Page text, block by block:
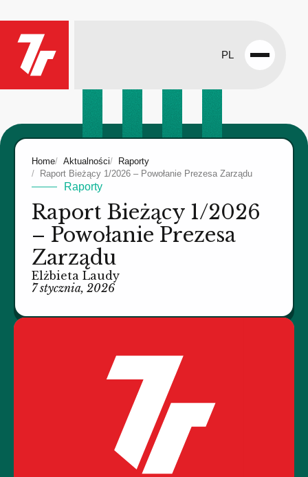
PL
Open
Home Aktualności
Raporty
Raport Bieżący 1/2026 – Powołanie Prezesa Zarządu
Raporty
Raport Bieżący 1/2026
– Powołanie Prezesa
Zarządu
Elżbieta Laudy
7 stycznia, 2026